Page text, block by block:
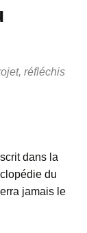
réfléchis
dans la
du
jamais le